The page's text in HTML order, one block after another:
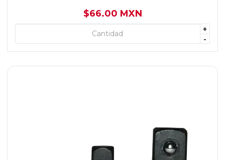
$66.00 MXN
+
-
+ AGREGAR